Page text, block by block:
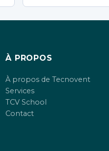
À PROPOS
À propos de Tecnovent
Services
TCV School
Contact